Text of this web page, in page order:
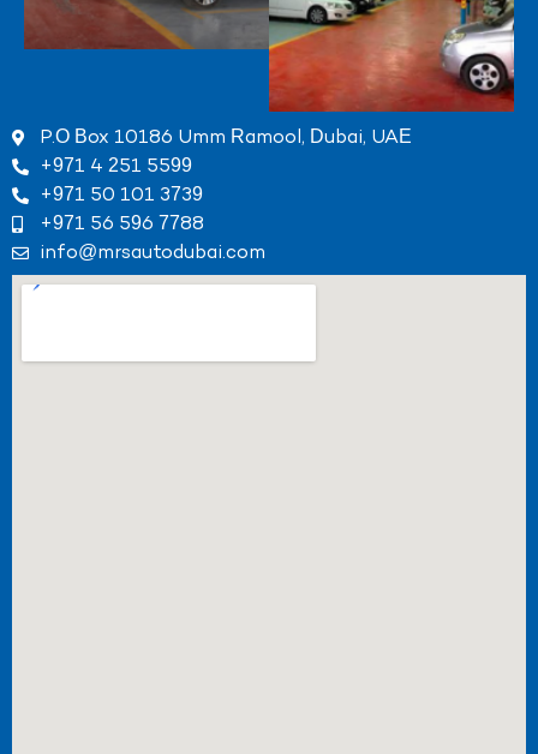
P.O Box 10186 Umm Ramool, Dubai, UAE
+971 4 251 5599
+971 50 101 3739
+971 56 596 7788
info@mrsautodubai.com